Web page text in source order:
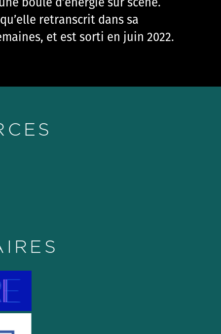
retranscrit dans sa
et est sorti en juin 2022.